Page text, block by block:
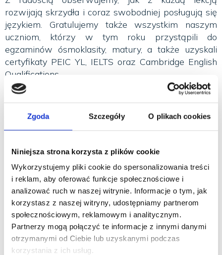
Zgoda Szczegóły O plikach cookies
Niniejsza strona korzysta z plików cookie
Wykorzystujemy pliki cookie do spersonalizowania treści
i reklam, aby oferować funkcje społecznościowe i
analizować ruch w naszej witrynie. Informacje o tym, jak
korzystasz z naszej witryny, udostępniamy partnerom
społecznościowym, reklamowym i analitycznym.
Partnerzy mogą połączyć te informacje z innymi danymi
otrzymanymi od Ciebie lub uzyskanymi podczas
korzystania z ich usług.
rozwijają skrzydła i coraz swobodniej posługują się
językiem. Gratulujemy także wszystkim naszym
uczniom, którzy w tym roku przystąpili do
egzaminów ósmoklasity, matury, a także uzyskali
certyfikaty PEIC YL, IELTS oraz Cambridge English
Qualifications.
Nauczyciele, którzy robią różnicę
Te sukcesy nie byłyby możliwe bez codziennej
pracy naszych nauczycieli. Doświadczeni lektorzy
francuskiego i włoskiego pracujący w Sokratesie nie
tylko skutecznie uczą. Potrafią też zarażać pasją do
języka i zachęcać do podejmowania wyzwań.
Tworzą przy tym w klasie atmosferę, dzięki której
uczniowie chętnie przychodzą na zajęcia i zostają z
nami przez lata. Nie bez powodu co roku uczymy w
naszych szkołach na Kabatach i Natolinie ponad
tysiąc uczniów!